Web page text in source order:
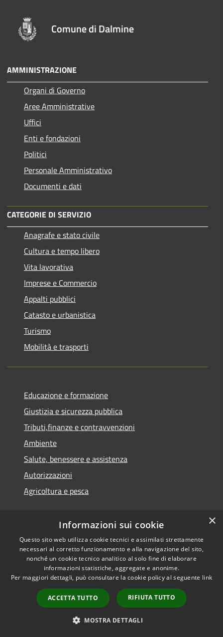
Comune di Dalmine
AMMINISTRAZIONE
Organi di Governo
Aree Amministrative
Uffici
Enti e fondazioni
Politici
Personale Amministrativo
Documenti e dati
CATEGORIE DI SERVIZIO
Anagrafe e stato civile
Cultura e tempo libero
Vita lavorativa
Imprese e Commercio
Appalti pubblici
Catasto e urbanistica
Turismo
Mobilità e trasporti
Educazione e formazione
Giustizia e sicurezza pubblica
Tributi,finanze e contravvenzioni
Ambiente
Salute, benessere e assistenza
Autorizzazioni
Agricoltura e pesca
Notizie
Comunicati
VIVERE IL COMUNE
×
Informazioni sui cookie
Questo sito web utilizza cookie tecnici e assimilati strettamente
necessari al corretto funzionamento e alla navigazione del sito,
nonché un cookie tecnico analitico al solo fine di elaborare
informazioni statistiche, aggregate e anonime.
Per maggiori dettagli, può consultare la cookie policy al seguente link
ACCETTA TUTTO RIFIUTA TUTTO
MOSTRA DETTAGLI